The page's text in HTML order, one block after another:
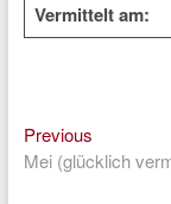
Vermittelt am:
PreviousPrevious
post:
Mei (glücklich